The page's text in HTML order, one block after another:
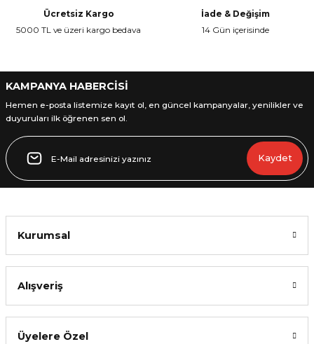
Ücretsiz Kargo
5000 TL ve üzeri kargo bedava
İade & Değişim
14 Gün içerisinde
KAMPANYA HABERCİSİ
Hemen e-posta listemize kayıt ol, en güncel kampanyalar, yenilikler ve
duyuruları ilk öğrenen sen ol.
Kaydet
Kurumsal
Alışveriş
Üyelere Özel